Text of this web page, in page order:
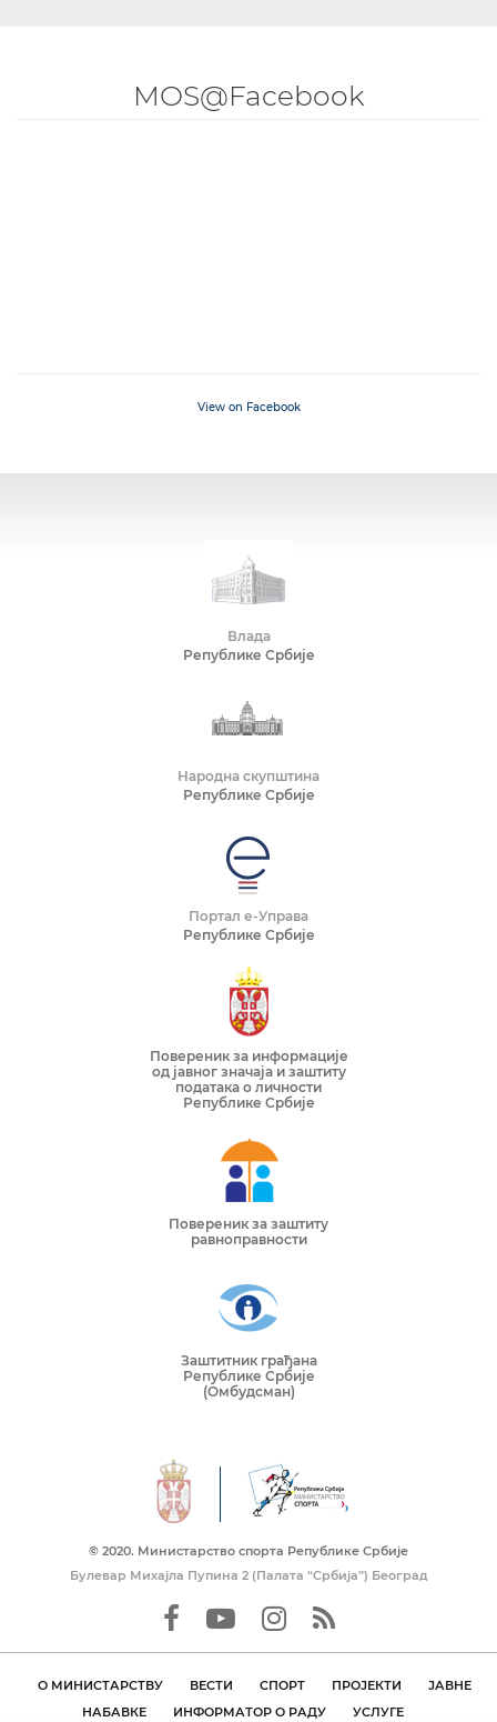
MOS@Facebook
View on Facebook
Влада
Републике Србије
Народна скупштина
Републике Србије
Портал е-Управа
Републике Србије
Повереник за информације
од јавног значаја и заштиту
података о личности
Републике Србије
Повереник за заштиту
равноправности
Заштитник грађана
Републике Србије
(Омбудсман)
© 2020. Mинистарство спорта Републике Србије
Булевар Михајла Пупина 2 (Палата “Србија”) Београд
О МИНИСТАРСТВУ ВЕСТИ СПОРТ ПРОЈЕКТИ
ЈАВНЕ
НАБАВКЕ
ИНФОРМАТОР О РАДУ УСЛУГЕ